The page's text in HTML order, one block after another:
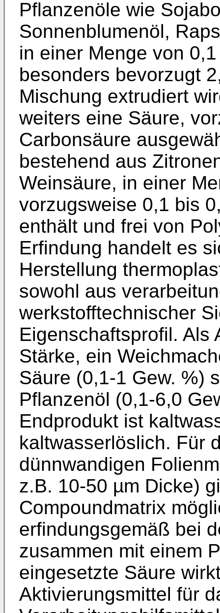
Pflanzenöle wie
Sonnenblumenöl,
in einer Menge von
besonders bevorzugt
Mischung extrudiert
weiters eine Säure,
Carbonsäure
bestehend aus
Weinsäure, in einer
vorzugsweise 0,1 bis
enthält und frei von
Erfindung handelt es
Herstellung
sowohl aus
werkstofftechnischer
Eigenschaftsprofil. Als
Stärke, ein
Säure (0,1-1 Gew. %)
Pflanzenöl (0,1-6,0
Endprodukt ist
kaltwasserlöslich. Für
dünnwandigen
z.B. 10-50 µm Dicke)
Compoundmatrix
erfindungsgemäß bei
zusammen mit einem
eingesetzte Säure
Aktivierungsmittel für